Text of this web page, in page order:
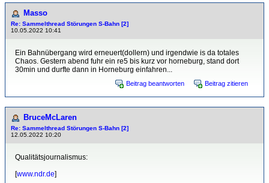
Masso
Re: Sammelthread Störungen S-Bahn [2]
10.05.2022 10:41
Ein Bahnübergang wird erneuert(dollern) und irgendwie is da totales
Chaos. Gestern abend fuhr ein re5 bis kurz vor horneburg, stand dort
30min und durfte dann in Horneburg einfahren...
Beitrag beantworten Beitrag zitieren
BruceMcLaren
Re: Sammelthread Störungen S-Bahn [2]
12.05.2022 10:20
Qualitätsjournalismus:
[www.ndr.de]